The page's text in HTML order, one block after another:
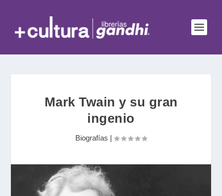
Mark Twain y su gran
ingenio
Biografías |